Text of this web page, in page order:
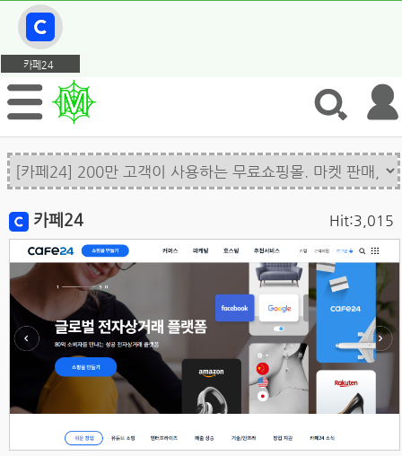
카페24
Hit:3,015
카페24